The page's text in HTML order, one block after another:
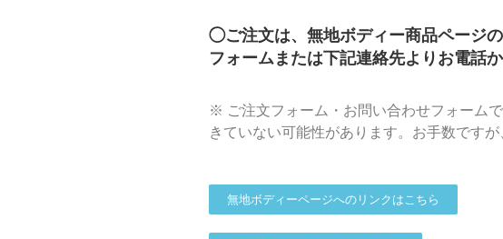
◯ご注文は、無地ボディー商品ページ
フォームまたは下記連絡先よりお電話
※ ご注文フォーム・お問い合わせフォーム
きていない可能性があります。お手数です
無地ボディーページへのリンクはこちら